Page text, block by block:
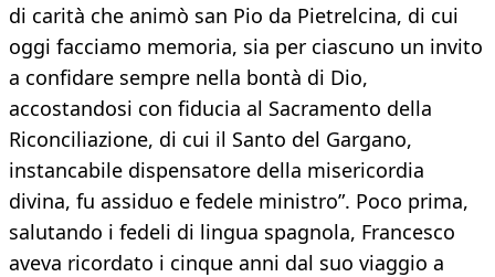
di carità che animò san Pio da Pietrelcina, di cui
oggi facciamo memoria, sia per ciascuno un invito
a confidare sempre nella bontà di Dio,
accostandosi con fiducia al Sacramento della
Riconciliazione, di cui il Santo del Gargano,
instancabile dispensatore della misericordia
divina, fu assiduo e fedele ministro”. Poco prima,
salutando i fedeli di lingua spagnola, Francesco
aveva ricordato i cinque anni dal suo viaggio a